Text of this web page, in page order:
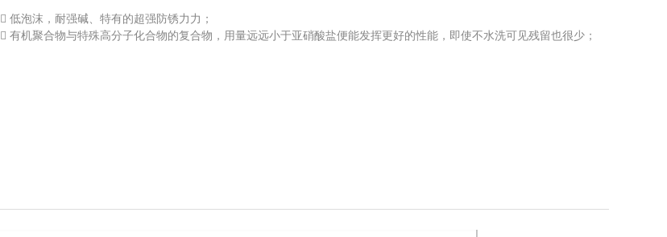
 低泡沫，耐强碱、特有的超强防锈力力；
 有机聚合物与特殊高分子化合物的复合物，用量远远小于亚硝酸盐便能发挥更好的性能，即使不水洗可见残留也很少；